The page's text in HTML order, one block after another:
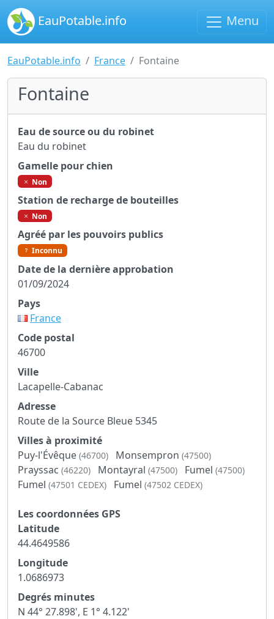
EauPotable.info Menu
EauPotable.info France Fontaine
Fontaine
Eau de source ou du robinet
Eau du robinet
Gamelle pour chien
Non
Station de recharge de bouteilles
Non
Agréé par les pouvoirs publics
Inconnu
Date de la dernière approbation
01/09/2024
Pays
France
Code postal
46700
Ville
Lacapelle-Cabanac
Adresse
Route de la Source Bleue 5345
Villes à proximité
Puy-l'Évêque (46700) Monsempron (47500)
Prayssac (46220) Montayral (47500) Fumel (47500)
Fumel (47501 CEDEX) Fumel (47502 CEDEX)
Les coordonnées GPS
Latitude
44.4649586
Longitude
1.0686973
Degrés minutes
N 44° 27.898', E 1° 4.122'